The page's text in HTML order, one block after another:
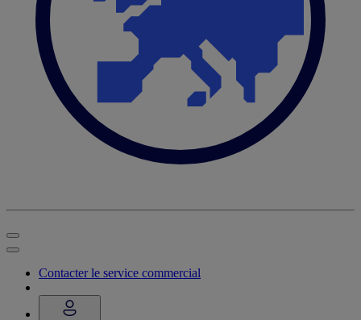
Contacter le service commercial